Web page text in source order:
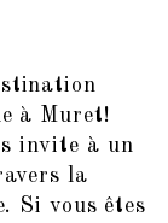
à Muret!
invite à un
la
Si vous êtes